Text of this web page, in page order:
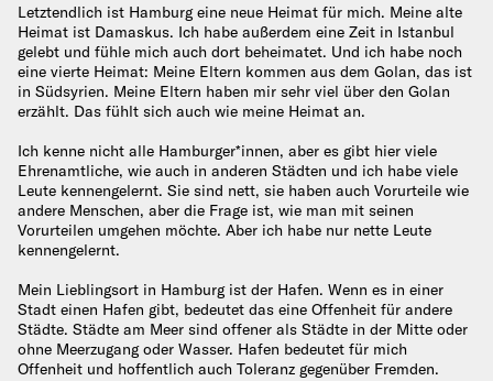
Letztendlich ist Hamburg eine neue Heimat für mich. Meine alte
Heimat ist Damaskus. Ich habe außerdem eine Zeit in Istanbul
gelebt und fühle mich auch dort beheimatet. Und ich habe noch
eine vierte Heimat: Meine Eltern kommen aus dem Golan, das ist
in Südsyrien. Meine Eltern haben mir sehr viel über den Golan
erzählt. Das fühlt sich auch wie meine Heimat an.
Ich kenne nicht alle Hamburger*innen, aber es gibt hier viele
Ehrenamtliche, wie auch in anderen Städten und ich habe viele
Leute kennengelernt. Sie sind nett, sie haben auch Vorurteile wie
andere Menschen, aber die Frage ist, wie man mit seinen
Vorurteilen umgehen möchte. Aber ich habe nur nette Leute
kennengelernt.
Mein Lieblingsort in Hamburg ist der Hafen. Wenn es in einer
Stadt einen Hafen gibt, bedeutet das eine Offenheit für andere
Städte. Städte am Meer sind offener als Städte in der Mitte oder
ohne Meerzugang oder Wasser. Hafen bedeutet für mich
Offenheit und hoffentlich auch Toleranz gegenüber Fremden.